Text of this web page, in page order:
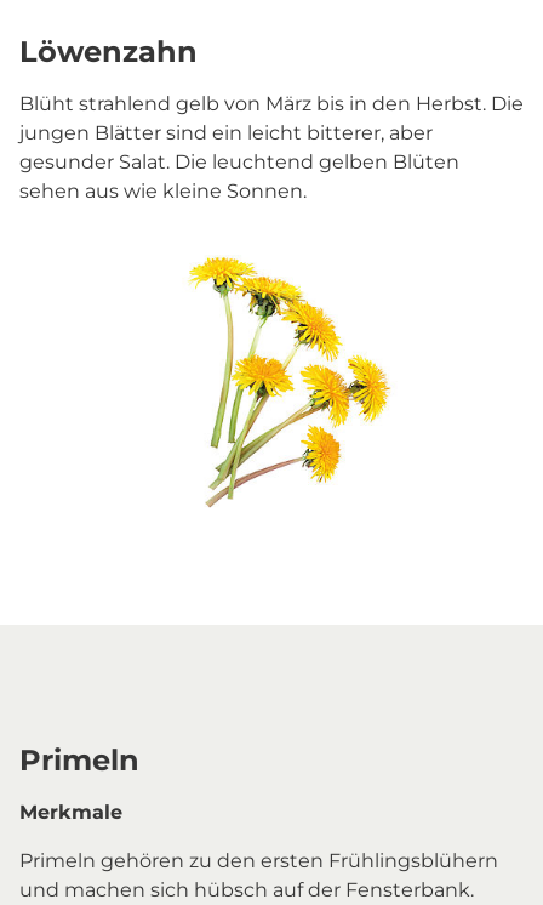
Löwenzahn
Blüht strahlend gelb von März bis in den Herbst. Die
jungen Blätter sind ein leicht bitterer, aber
gesunder Salat. Die leuchtend gelben Blüten
sehen aus wie kleine Sonnen.
Primeln
Merkmale
Primeln gehören zu den ersten Frühlingsblühern
und machen sich hübsch auf der Fensterbank.